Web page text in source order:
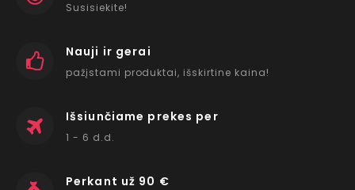
Susisiekite!
Nauji ir gerai
pažįstami produktai, išskirtine kaina!
Išsiunčiame prekes per
1 - 6 d.d.
Perkant už 90 €